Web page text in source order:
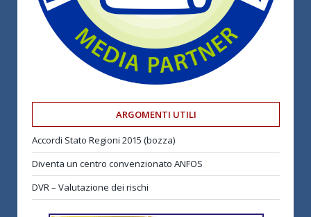
ARGOMENTI UTILI
Accordi Stato Regioni 2015 (bozza)
Diventa un centro convenzionato ANFOS
DVR – Valutazione dei rischi